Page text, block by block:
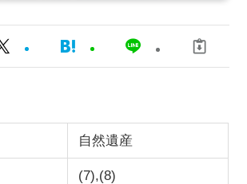
自然遺産
(7),(8)